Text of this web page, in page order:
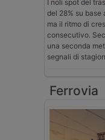
I noli spot del
del 28% su base
ma il ritmo di
consecutivo.
una seconda
segnali di
Ferrovia